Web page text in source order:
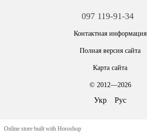
097 119-91-34
Контактная информация
Полная версия сайта
Карта сайта
© 2012—2026
Укр Рус
Online store built with Horoshop